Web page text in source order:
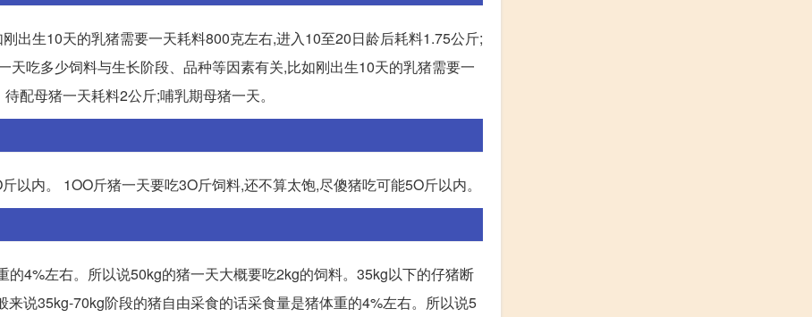
出生10天的乳猪需要一天耗料800克左右,进入10至20日龄后耗料1.75公斤;
吃多少饲料与生长阶段、品种等因素有关,比如刚出生10天的乳猪需要一
配母猪一天耗料2公斤;哺乳期母猪一天。
以内。 1OO斤猪一天要吃3O斤饲料,还不算太饱,尽傻猪吃可能5O斤以内。
4%左右。所以说50kg的猪一天大概要吃2kg的饲料。35kg以下的仔猪断
说35kg-70kg阶段的猪自由采食的话采食量是猪体重的4%左右。所以说5